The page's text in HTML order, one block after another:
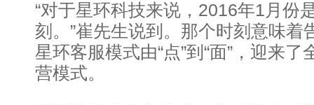
“对于星环科技来说，2016年1月份
刻。”崔先生说到。那个时刻意味着
星环客服模式由“点”到“面”，迎来
营模式。